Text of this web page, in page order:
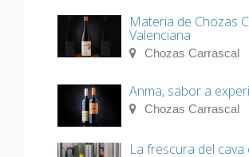
Materia de Chozas
Valenciana
Chozas Carrascal
Anma, sabor a
Chozas Carrascal
La frescura del